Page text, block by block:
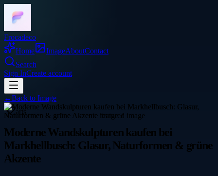
Frocadeco
Home
ImageAboutContact
Search
Sign InCreate account
←Back to Image
arts
Moderne Wandskulpturen kaufen bei
Markhellbusch: Glasur, Naturformen & grüne
Akzente